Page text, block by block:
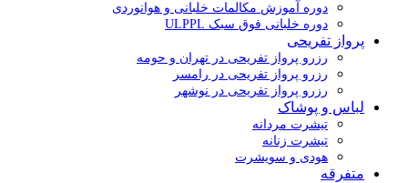
دوره آموزش مکالمات خلبانی و هوانوردی
دوره خلبانی فوق سبک ULPPL
پرواز تفریحی
رزرو پرواز تفریحی در تهران و حومه
رزرو پرواز تفریحی در رامسر
رزرو پرواز تفریحی در نوشهر
لباس و پوشاک
تیشرت مردانه
تیشرت زنانه
هودی و سویشرت
متفرقه